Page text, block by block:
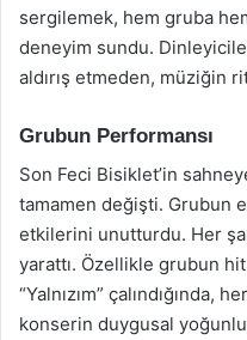
sergilemek, hem gruba
deneyim sundu.
aldırış etmeden, müziğin
Grubun Performansı
Son Feci Bisiklet’in
tamamen değişti. Grubun
etkilerini unutturdu. Her
yarattı. Özellikle grubun
“Yalnızım”
konserin duygusal